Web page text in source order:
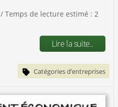
/ Temps de lecture estimé : 2
Lire la suite..
Catégories d’entreprises